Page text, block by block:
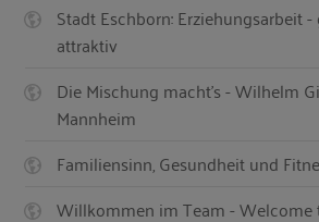
Stadt Eschborn: Erziehungsarbeit
attraktiv
Die Mischung macht’s - Wilhelm
Mannheim
Familiensinn, Gesundheit und
Willkommen im Team - Welcome